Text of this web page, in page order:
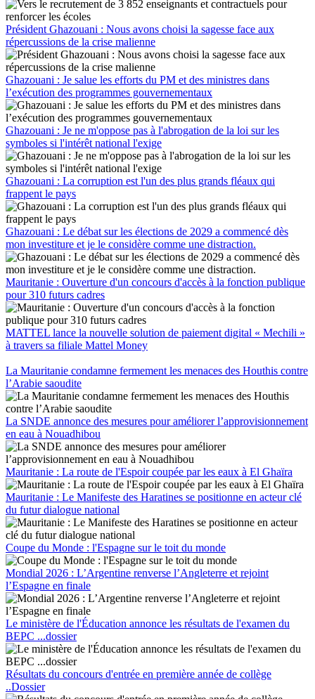
Président Ghazouani : Nous avons choisi la sagesse face aux
répercussions de la crise malienne
Ghazouani : Je salue les efforts du PM et des ministres dans
l’exécution des programmes gouvernementaux
Ghazouani : Je ne m'oppose pas à l'abrogation de la loi sur les
symboles si l'intérêt national l'exige
Ghazouani : La corruption est l'un des plus grands fléaux qui
frappent le pays
Ghazouani : Le débat sur les élections de 2029 a commencé dès
mon investiture et je le considère comme une distraction.
Mauritanie : Ouverture d'un concours d'accès à la fonction publique
pour 310 futurs cadres
MATTEL lance la nouvelle solution de paiement digital « Mechili »
à travers sa filiale Mattel Money
La Mauritanie condamne fermement les menaces des Houthis contre
l’Arabie saoudite
La SNDE annonce des mesures pour améliorer l’approvisionnement
en eau à Nouadhibou
Mauritanie : La route de l'Espoir coupée par les eaux à El Ghaïra
Mauritanie : Le Manifeste des Haratines se positionne en acteur clé
du futur dialogue national
Coupe du Monde : l'Espagne sur le toit du monde
Mondial 2026 : L’Argentine renverse l’Angleterre et rejoint
l’Espagne en finale
Le ministère de l'Éducation annonce les résultats de l'examen du
BEPC ...dossier
Résultats du concours d'entrée en première année de collège
..Dossier